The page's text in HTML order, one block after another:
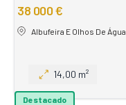
38 000 €
Albufeira E Olhos De Água
14,00 m²
Destacado